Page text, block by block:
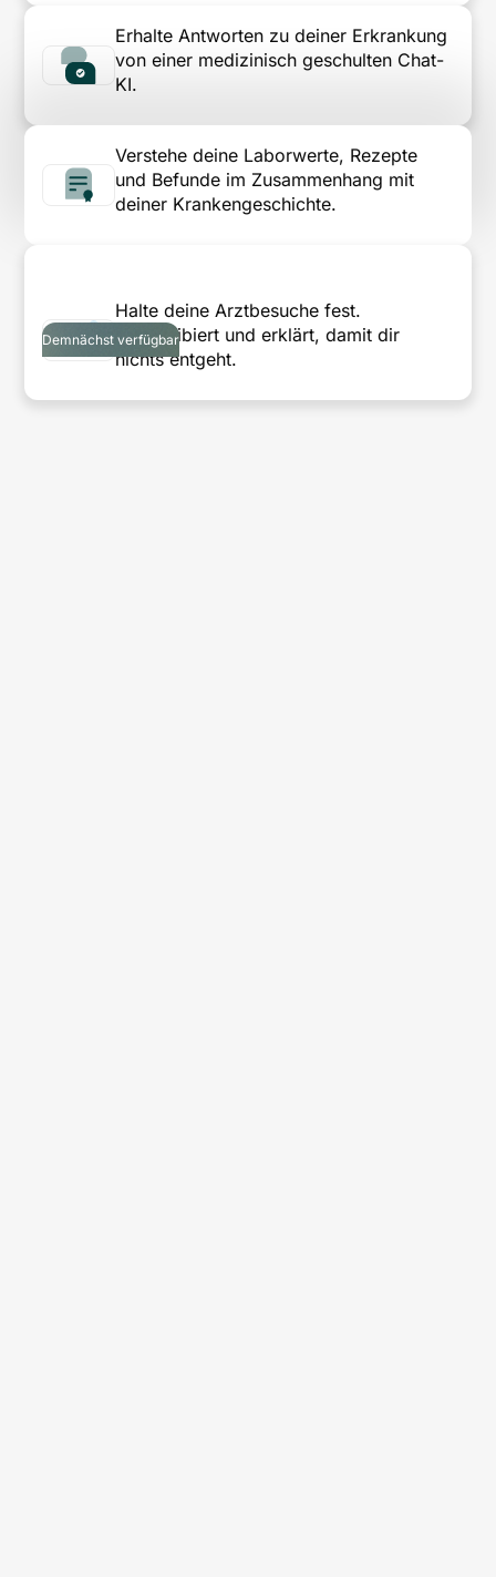
Erhalte Antworten zu deiner Erkrankung
von einer medizinisch geschulten Chat-
KI.
Verstehe deine Laborwerte, Rezepte
und Befunde im Zusammenhang mit
deiner Krankengeschichte.
Demnächst verfügbar
Halte deine Arztbesuche fest.
Transkribiert und erklärt, damit dir
nichts entgeht.